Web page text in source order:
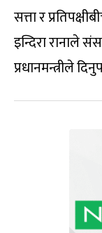
सत्ता र
इन्दिरा रानाले
प्रधानमन्त्रीले